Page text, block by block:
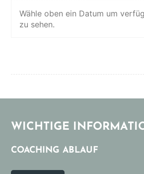
Wähle oben ein Datum um
zu sehen.
10er
WICHTIGE
COACHING ABLAUF